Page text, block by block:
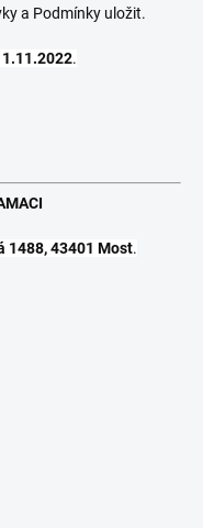
a Podmínky uložit.
1.11.2022.
1488, 43401 Most.